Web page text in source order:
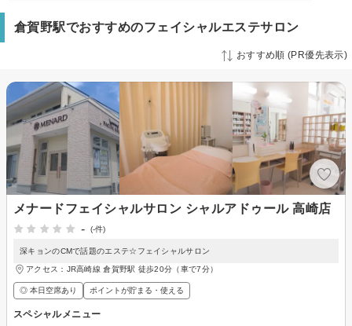
倉賀野駅でおすすめのフェイシャルエステサロン
おすすめ順 (PR優先表示)
メナードフェイシャルサロン シャルアドゥール 高崎店
-
(-件)
深キョンのCMで話題のエステ☆フェイシャルサロン
アクセス：JR高崎線 倉賀野駅 徒歩20分（車で7分）
◎ 本日空席あり ポイントが貯まる・使える
スペシャルメニュー